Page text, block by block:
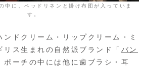
中に、ベッドリネンと掛け布団が入っていま
す。
ンドクリーム・リップクリーム・ミ
リス生まれの自然派ブランド「 バン
ポーチの中には他に歯ブラシ・耳